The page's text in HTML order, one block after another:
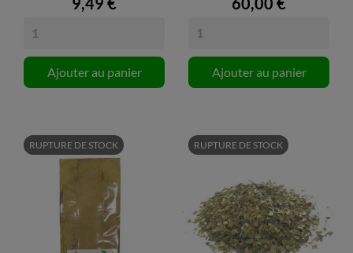
Ajouter au panier Ajouter au panier
RUPTURE DE STOCK RUPTURE DE STOCK